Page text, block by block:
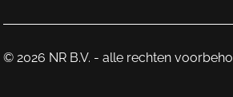
© 2026 NR B.V. - alle rechten